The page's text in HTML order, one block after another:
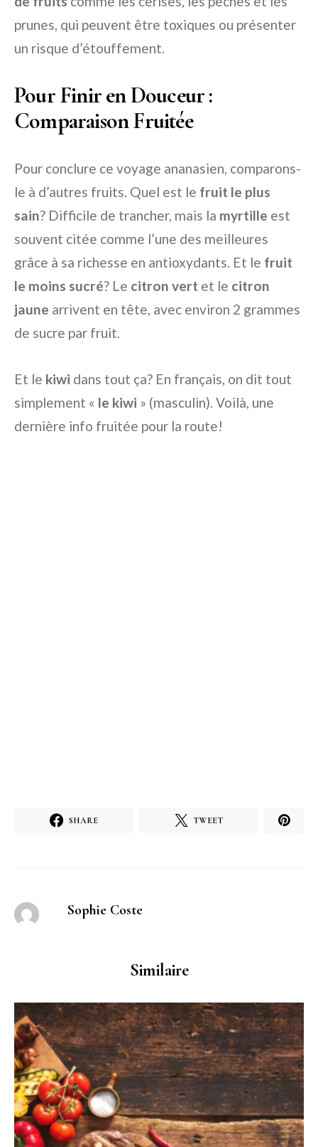
prunes, qui peuvent être toxiques ou présenter
un risque d’étouffement.
Pour Finir en Douceur :
Comparaison Fruitée
Pour conclure ce voyage ananasien, comparons-
le à d’autres fruits. Quel est le fruit le plus
sain? Difficile de trancher, mais la myrtille est
souvent citée comme l’une des meilleures
grâce à sa richesse en antioxydants. Et le fruit
le moins sucré? Le citron vert et le citron
jaune arrivent en tête, avec environ 2 grammes
de sucre par fruit.
Et le kiwi dans tout ça? En français, on dit tout
simplement « le kiwi » (masculin). Voilà, une
dernière info fruitée pour la route!
SHARE TWEET
Sophie Coste
Similaire